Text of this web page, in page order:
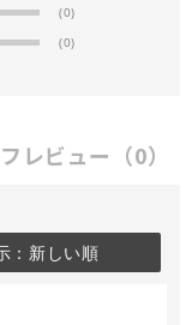
(0)
(0)
レビュー （0）
：新しい順